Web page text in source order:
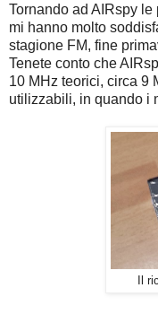
Tornando ad AIRspy
mi hanno molto
stagione FM, fine
Tenete conto che
10 MHz teorici, circa 9
utilizzabili, in quando i
Il